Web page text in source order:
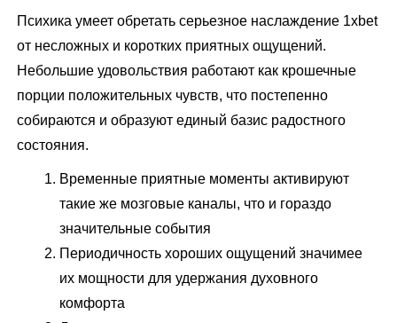
Психика умеет обретать серьезное наслаждение 1xbet
от несложных и коротких приятных ощущений.
Небольшие удовольствия работают как крошечные
порции положительных чувств, что постепенно
собираются и образуют единый базис радостного
состояния.
Временные приятные моменты активируют
такие же мозговые каналы, что и гораздо
значительные события
Периодичность хороших ощущений значимее
их мощности для удержания духовного
комфорта